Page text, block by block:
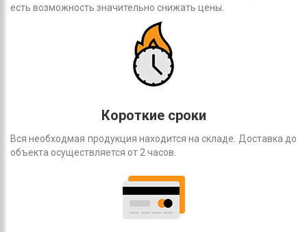
есть возможность значительно снижать цены.
Короткие сроки
Вся необходмая продукция находится на складе. Доставка до
объекта осуществляется от 2 часов.